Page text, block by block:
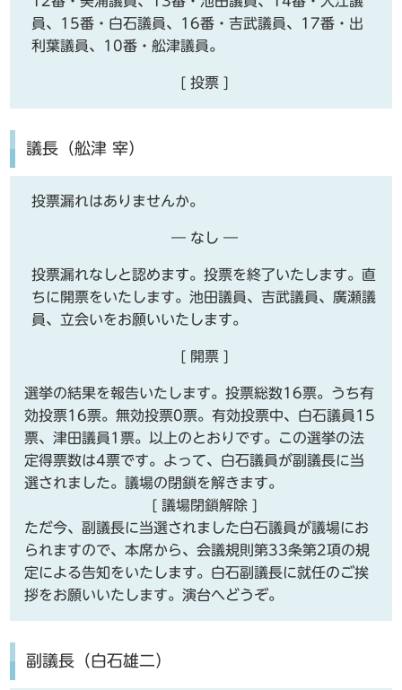
員、15番・白石議員、16番・吉武議員、17番・出
利葉議員、10番・舩津議員。
[ 投票 ]
議長（舩津 宰）
投票漏れはありませんか。
― なし ―
投票漏れなしと認めます。投票を終了いたします。直
ちに開票をいたします。池田議員、吉武議員、廣瀬議
員、立会いをお願いいたします。
[ 開票 ]
選挙の結果を報告いたします。投票総数16票。うち有
効投票16票。無効投票0票。有効投票中、白石議員15
票、津田議員1票。以上のとおりです。この選挙の法
定得票数は4票です。よって、白石議員が副議長に当
選されました。議場の閉鎖を解きます。
[ 議場閉鎖解除 ]
ただ今、副議長に当選されました白石議員が議場にお
られますので、本席から、会議規則第33条第2項の規
定による告知をいたします。白石副議長に就任のご挨
拶をお願いいたします。演台へどうぞ。
副議長（白石雄二）